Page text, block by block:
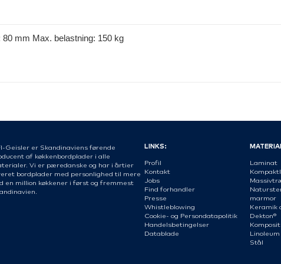
mm Max. belastning: 150 kg
Geisler er Skandinaviens førende
af køkkenbordplader i alle
Vi er pæredanske og har i årtier
bordplader med personlighed til mere
en million køkkener i først og fremmest
LINKS:
Profil
Kontakt
Jobs
Find forhandler
Presse
Whistleblowing
Cookie- og Persondatapolitik
Handelsbetingelser
Datablade
Laminat
marmor
Keramik
Dekton®
Linoleum
Stål